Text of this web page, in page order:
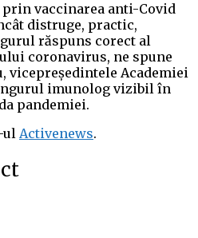
vaccinarea anti-Covid
distruge, practic,
răspuns corect al
coronavirus, ne spune
vicepreședintele Academiei
imunolog vizibil în
pandemiei.
ul Activenews.